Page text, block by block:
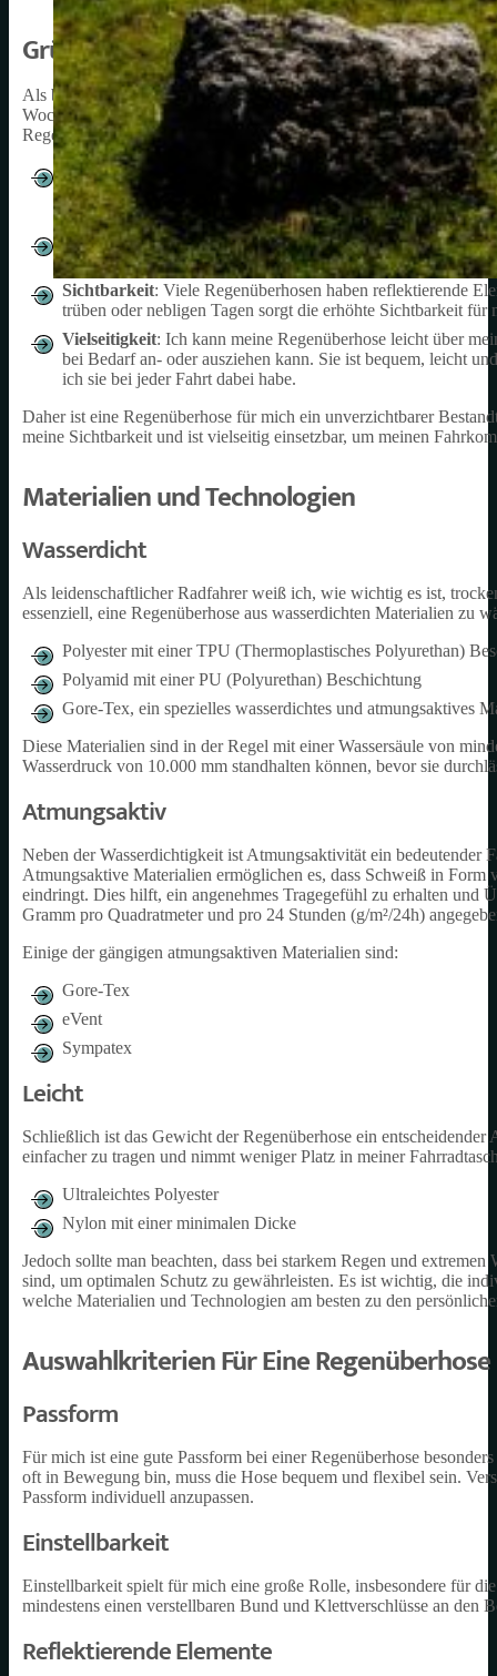
Gründe Für Eine Regenüberhose Beim
Als begeisterter Radfahrer weiß ich, wie wichtig es ist, die richtige
Wochenendausflüge angenehm zu gestalten. Eine wesentliche
Regenüberhose. Hier sind einige Gründe, warum ich eine
Schutz vor Nässe
: Eine der Hauptfunktionen einer
Tagen oder auf nassen Straßen hält die Überhose meine
mögliche Hautreizungen aufgrund von Feuchtigkeit und
Winddicht : Eine gute Regenüberhose bietet mir auch
kalten Wind ausgesetzt, was die Fahrt angenehmer und
Sichtbarkeit: Viele Regenüberhosen haben reflektierende
trüben oder nebligen Tagen sorgt die erhöhte Sichtbarkeit für
Vielseitigkeit: Ich kann meine Regenüberhose leicht über
bei Bedarf an- oder ausziehen kann. Sie ist bequem, leicht
ich sie bei jeder Fahrt dabei habe.
Daher ist eine Regenüberhose für mich ein unverzichtbarer
meine Sichtbarkeit und ist vielseitig einsetzbar, um meinen
Materialien und Technologien
Wasserdicht
Als leidenschaftlicher Radfahrer weiß ich, wie wichtig es ist,
essenziell, eine Regenüberhose aus wasserdichten Materialien zu
Polyester mit einer TPU (Thermoplastisches Polyurethan)
Polyamid mit einer PU (Polyurethan) Beschichtung
Gore-Tex, ein spezielles wasserdichtes und atmungsaktives
Diese Materialien sind in der Regel mit einer Wassersäule von
Wasserdruck von 10.000 mm standhalten können, bevor sie
Atmungsaktiv
Neben der Wasserdichtigkeit ist Atmungsaktivität ein bedeutender
Atmungsaktive Materialien ermöglichen es, dass Schweiß in
eindringt. Dies hilft, ein angenehmes Tragegefühl zu erhalten
Gramm pro Quadratmeter und pro 24 Stunden (g/m²/24h)
Einige der gängigen atmungsaktiven Materialien sind:
Gore-Tex
eVent
Sympatex
Leicht
Schließlich ist das Gewicht der Regenüberhose ein
einfacher zu tragen und nimmt weniger Platz in meiner
Ultraleichtes Polyester
Nylon mit einer minimalen Dicke
Jedoch sollte man beachten, dass bei starkem Regen und
sind, um optimalen Schutz zu gewährleisten. Es ist wichtig, die
welche Materialien und Technologien am besten zu den
Auswahlkriterien Für Eine Regenüberhose
Passform
Für mich ist eine gute Passform bei einer Regenüberhose
oft in Bewegung bin, muss die Hose bequem und flexibel sein.
Passform individuell anzupassen.
Einstellbarkeit
Einstellbarkeit spielt für mich eine große Rolle, insbesondere für
mindestens einen verstellbaren Bund und Klettverschlüsse an den
Reflektierende Elemente